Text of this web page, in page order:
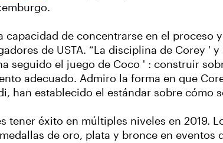
de concentrarse en el proceso
de USTA. “La disciplina de Corey '
seguido el juego de Coco ' : construir
adecuado. Admiro la forma en que
han establecido el estándar sobre cómo
tener éxito en múltiples niveles en 2019.
de oro, plata y bronce en eventos